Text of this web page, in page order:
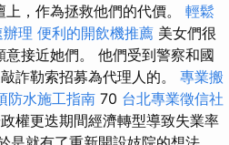
，作為拯救他們的代價。 輕鬆
理 便利的開飲機推薦 美女們很
接近她們。 他們受到警察和國
詐勒索招募為代理人的。 專業搬
防水施工指南 70 台北專業徵信社
權更迭期間經濟轉型導致失業率